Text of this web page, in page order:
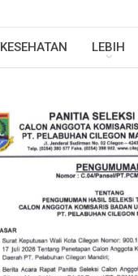
KESEHATAN LEBIH